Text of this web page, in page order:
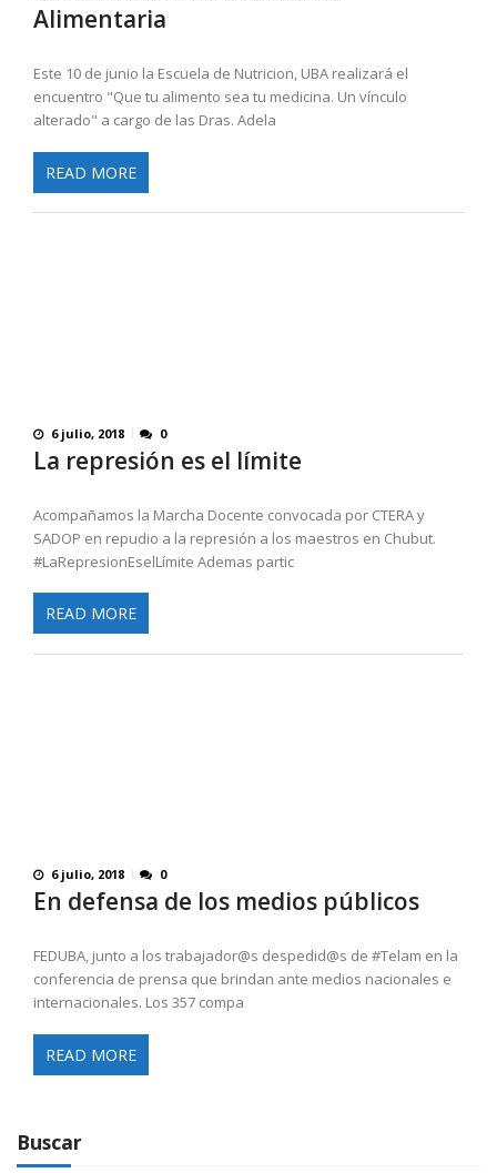
Alimentaria
Este 10 de junio la Escuela de Nutricion, UBA realizará el
encuentro "Que tu alimento sea tu medicina. Un vínculo
alterado" a cargo de las Dras. Adela
READ MORE
6 julio, 2018 0
La represión es el límite
Acompañamos la Marcha Docente convocada por CTERA y
SADOP en repudio a la represión a los maestros en Chubut.
#LaRepresionEselLímite Ademas partic
READ MORE
6 julio, 2018 0
En defensa de los medios públicos
FEDUBA, junto a los trabajador@s despedid@s de #Telam en la
conferencia de prensa que brindan ante medios nacionales e
internacionales. Los 357 compa
READ MORE
Buscar